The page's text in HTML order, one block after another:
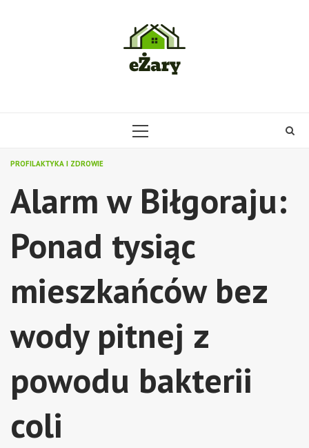
PRIMARY
PROFILAKTYKA I ZDROWIE
Alarm w Biłgoraju:
Ponad tysiąc
mieszkańców bez
wody pitnej z
powodu bakterii
coli